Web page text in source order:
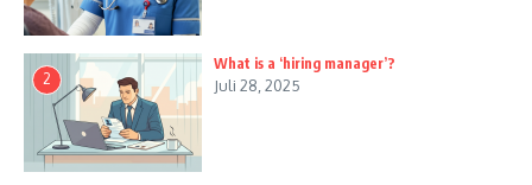
2
What is a ‘hiring manager’?
Juli 28, 2025